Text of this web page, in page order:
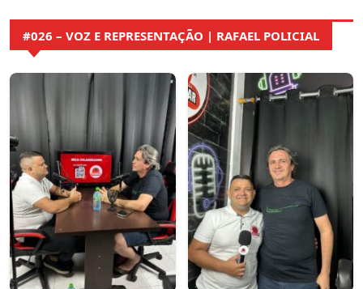
#026 – VOZ E REPRESENTAÇÃO | RAFAEL POLICIAL